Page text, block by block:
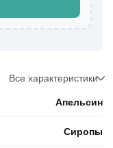
Все характеристики
Апельсин
Сиропы